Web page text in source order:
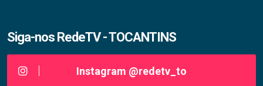
Siga-nos RedeTV - TOCANTINS
Instagram @redetv_to